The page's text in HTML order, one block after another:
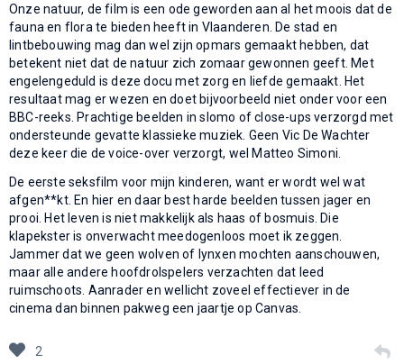
Onze natuur, de film is een ode geworden aan al het moois dat de
fauna en flora te bieden heeft in Vlaanderen. De stad en
lintbebouwing mag dan wel zijn opmars gemaakt hebben, dat
betekent niet dat de natuur zich zomaar gewonnen geeft. Met
engelengeduld is deze docu met zorg en liefde gemaakt. Het
resultaat mag er wezen en doet bijvoorbeeld niet onder voor een
BBC-reeks. Prachtige beelden in slomo of close-ups verzorgd met
ondersteunde gevatte klassieke muziek. Geen Vic De Wachter
deze keer die de voice-over verzorgt, wel Matteo Simoni.
De eerste seksfilm voor mijn kinderen, want er wordt wel wat
afgen**kt. En hier en daar best harde beelden tussen jager en
prooi. Het leven is niet makkelijk als haas of bosmuis. Die
klapekster is onverwacht meedogenloos moet ik zeggen.
Jammer dat we geen wolven of lynxen mochten aanschouwen,
maar alle andere hoofdrolspelers verzachten dat leed
ruimschoots. Aanrader en wellicht zoveel effectiever in de
cinema dan binnen pakweg een jaartje op Canvas.
2